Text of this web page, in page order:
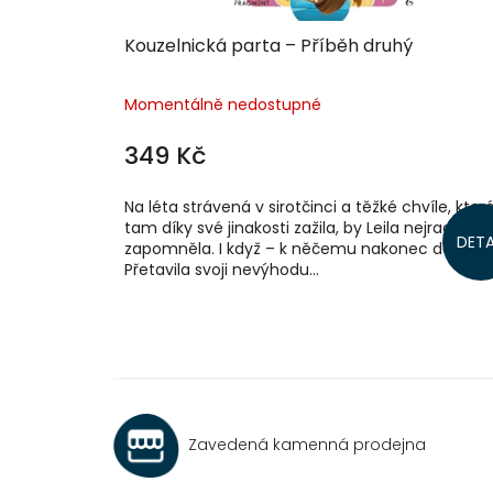
Kouzelnická parta – Příběh druhý
Momentálně nedostupné
349 Kč
Na léta strávená v sirotčinci a těžké chvíle,
tam díky své jinakosti zažila, by Leila nejraději
zapomněla. I když – k něčemu nakonec dobré
Přetavila svoji nevýhodu...
Zavedená kamenná prodejna